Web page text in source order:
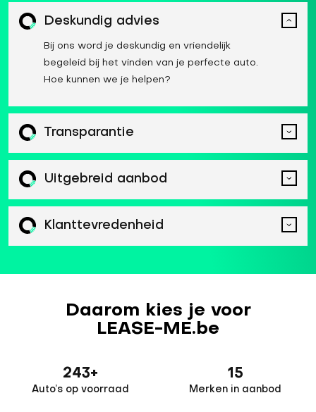
Deskundig advies
Bij ons word je deskundig en vriendelijk
begeleid bij het vinden van je perfecte auto.
Hoe kunnen we je helpen?
Transparantie
Uitgebreid aanbod
Klanttevredenheid
Daarom kies je voor
LEASE-ME.be
243+
Auto’s op voorraad
15
Merken in aanbod